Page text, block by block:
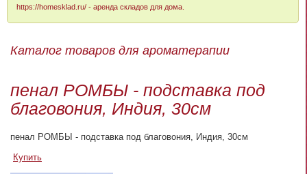
https://homesklad.ru/ - аренда складов для дома.
Каталог товаров для ароматерапии
пенал РОМБЫ - подставка под
благовония, Индия, 30см
пенал РОМБЫ - подставка под благовония, Индия, 30см
Купить